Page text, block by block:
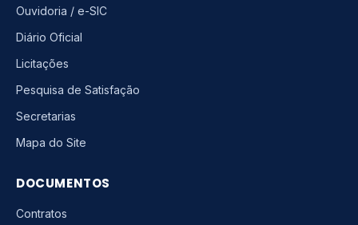
Ouvidoria / e-SIC
Diário Oficial
Licitações
Pesquisa de Satisfação
Secretarias
Mapa do Site
DOCUMENTOS
Contratos